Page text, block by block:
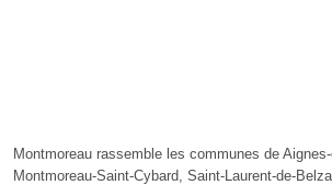
Montmoreau rassemble les communes de
Montmoreau-Saint-Cybard, Saint-Laurent-de-